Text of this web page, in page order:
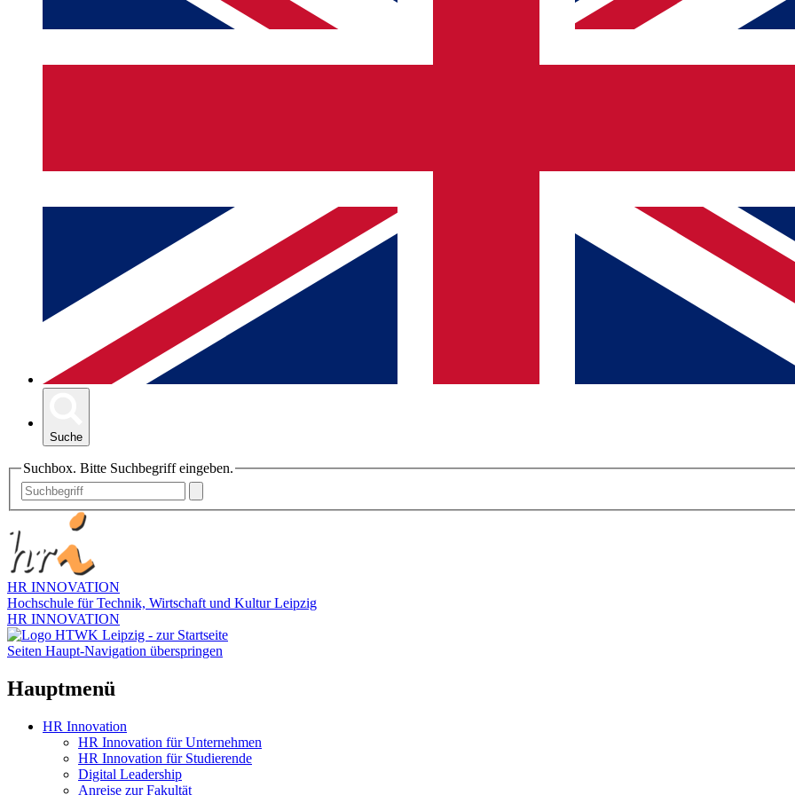
Suche
Suchbox. Bitte Suchbegriff eingeben.
HR INNOVATION
Hochschule für Technik, Wirtschaft und Kultur Leipzig
HR INNOVATION
Seiten Haupt-Navigation überspringen
Hauptmenü
HR Innovation
HR Innovation für Unternehmen
HR Innovation für Studierende
Digital Leadership
Anreise zur Fakultät